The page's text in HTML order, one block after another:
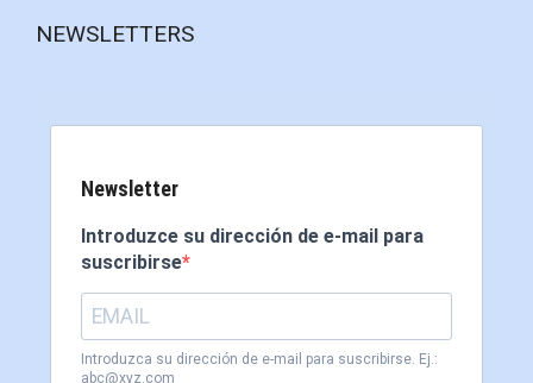
NEWSLETTERS
Newsletter
Introduzce su dirección de e-mail para
suscribirse
Introduzca su dirección de e-mail para suscribirse. Ej.:
abc@xyz.com